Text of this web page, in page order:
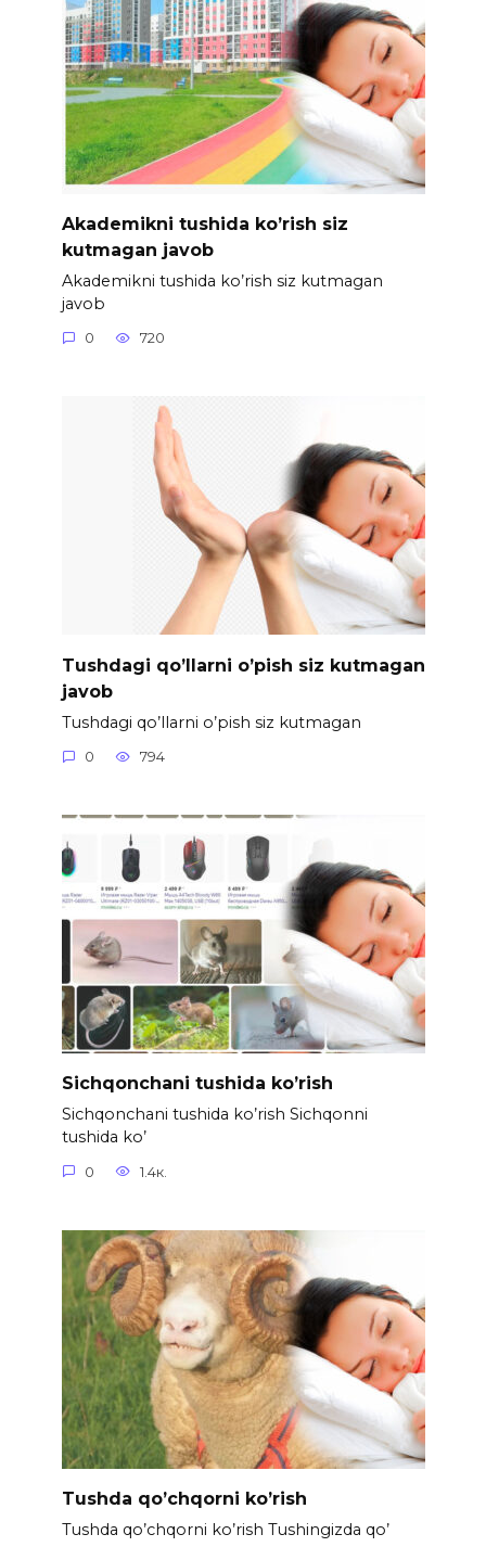
Akademikni tushida ko’rish siz
kutmagan javob
Akademikni tushida ko’rish siz kutmagan
javob
0 720
Tushdagi qo’llarni o’pish siz kutmagan
javob
Tushdagi qo’llarni o’pish siz kutmagan
0 794
Sichqonchani tushida ko’rish
Sichqonchani tushida ko’rish Sichqonni
tushida ko’
0 1.4к.
Tushda qo’chqorni ko’rish
Tushda qo’chqorni ko’rish Tushingizda qo’